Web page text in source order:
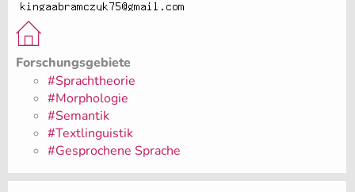
Forschungsgebiete
#Sprachtheorie
#Morphologie
#Semantik
#Textlinguistik
#Gesprochene Sprache